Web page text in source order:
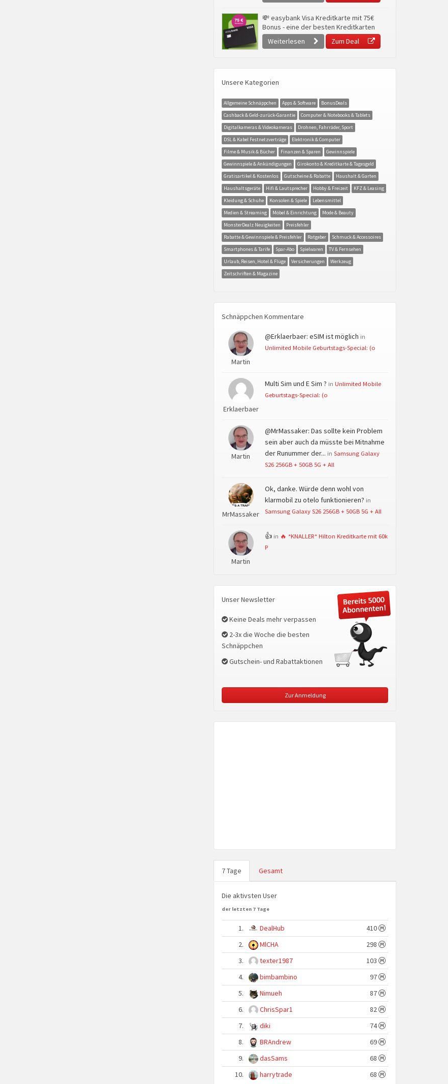
💸 easybank Visa Kreditkarte mit 75€
Bonus - eine der besten Kreditkarten
Weiterlesen
Zum Deal
Unsere Kategorien
Allgemeine Schnäppchen Apps & Software
BonusDeals
Cashback & Geld-zurück-Garantie
Computer & Notebooks & Tablets
Digitalkameras & Videokameras
Drohnen, Fahrräder, Sport
DSL & Kabel Festnetzverträge
Elektronik & Computer
Filme & Musik & Bücher
Finanzen & Sparen
Gewinnspiele
Gewinnspiele & Ankündigungen
Girokonto & Kreditkarte & Tagesgeld
Gratisartikel & Kostenlos
Gutscheine & Rabatte
Haushalt & Garten
Haushaltsgeräte
Hifi & Lautsprecher Hobby & Freizeit
KFZ & Leasing
Kleidung & Schuhe
Konsolen & Spiele
Lebensmittel
Medien & Streaming
Möbel & Einrichtung
Mode & Beauty
MonsterDealz Neuigkeiten
Preisfehler
Rabatte & Gewinnspiele & Preisfehler
Ratgeber
Schmuck & Accessoires
Smartphones & Tarife
Spar-Abo Spielwaren
TV & Fernsehen
Urlaub, Reisen, Hotel & Flüge
Versicherungen
Werkzeug
Zeitschriften & Magazine
Schnäppchen Kommentare
Martin
@Erklaerbaer: eSIM ist möglich in
Unlimited Mobile Geburtstags-Special: (o
Erklaerbaer
Multi Sim und E Sim ? in Unlimited Mobile
Geburtstags-Special: (o
Martin
@MrMassaker: Das sollte kein Problem
sein aber auch da müsste bei Mitnahme
der Runummer der... in Samsung Galaxy
S26 256GB + 50GB 5G + All
MrMassaker
Ok, danke. Würde denn wohl von
klarmobil zu otelo funktionieren? in
Samsung Galaxy S26 256GB + 50GB 5G + All
Martin
👍 in 🔥 *KNALLER* Hilton Kreditkarte mit 60k
P
Unser Newsletter
Keine Deals mehr verpassen
2-3x die Woche die besten
Schnäppchen
Gutschein- und Rabattaktionen
Zur Anmeldung
7 Tage Gesamt
Die aktivsten User
der letzten 7 Tage
1. DealHub
410
2.
MlCHA
298
3.
texter1987
103
4.
bimbambino
97
5.
Nimueh
87
6.
ChrisSpar1
82
7.
diki
74
8.
BRAndrew
69
9.
dasSams
68
10.
harrytrade 68